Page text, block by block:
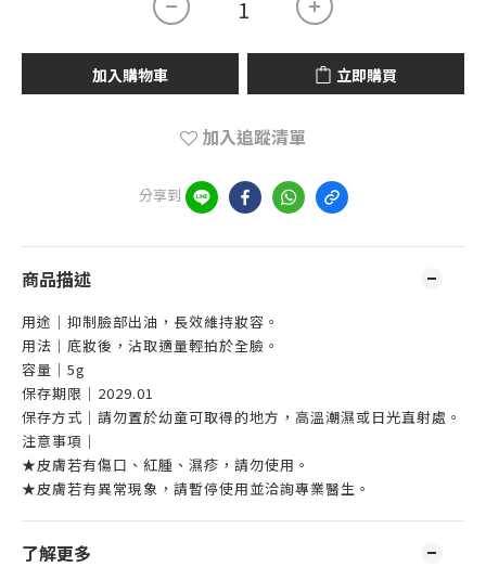
加入購物車 立即購買
加入追蹤清單
分享到
商品描述
用途｜抑制臉部出油，長效維持妝容。
用法｜底妝後，沾取適量輕拍於全臉。
容量｜5g
保存期限｜2029.01
保存方式｜請勿置於幼童可取得的地方，高溫潮濕或日光直射處。
注意事項｜
★皮膚若有傷口、紅腫、濕疹，請勿使用。
★皮膚若有異常現象，請暫停使用並洽詢專業醫生。
了解更多